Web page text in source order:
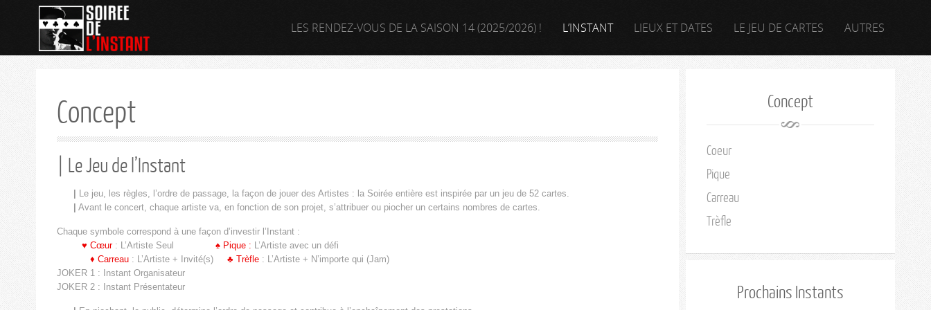
LES RENDEZ-VOUS DE LA SAISON 14 (2025/2026) ! L’INSTANT LIEUX ET DATES LE JEU DE CARTES AUTRES
Concept
| Le Jeu de l’Instant
Le jeu, les règles, l’ordre de passage, la façon de jouer des Artistes : la Soirée entière est inspirée par un jeu de 52 cartes.
Avant le concert, chaque artiste va, en fonction de son projet, s’attribuer ou piocher un certains nombres de cartes.
Chaque symbole correspond à une façon d’investir l’Instant :
♥ Cœur: L’Artiste Seul ♠ Pique : L’Artiste avec un défi
♦ Carreau : L’Artiste + Invité(s) ♣ Trèfle : L’Artiste + N’importe qui (Jam)
JOKER 1 : Instant Organisateur
JOKER 2 : Instant Présentateur
Concept
Coeur
Pique
Carreau
Trèfle
Prochains Instants